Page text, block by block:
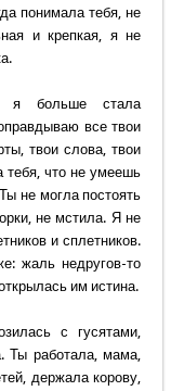
понимала тебя, не
и крепкая, я не
я больше стала
все твои
твои слова, твои
тебя, что не умеешь
не могла постоять
не мстила. Я не
и сплетников.
жаль недругов-то
им истина.
с гусятами,
Ты работала, мама,
держала корову,